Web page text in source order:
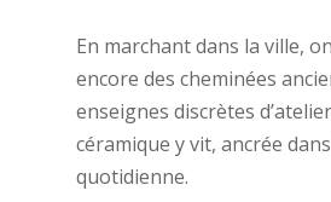
En marchant dans la ville,
encore des cheminées
enseignes discrètes
céramique y vit, ancrée
quotidienne.